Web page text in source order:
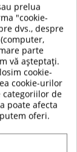
fata jos si
–
prelua
"cookie-
dvs., despre
parte
vă așteptați.
cookie-
cookie-urilor
de
poate afecta
oferi.